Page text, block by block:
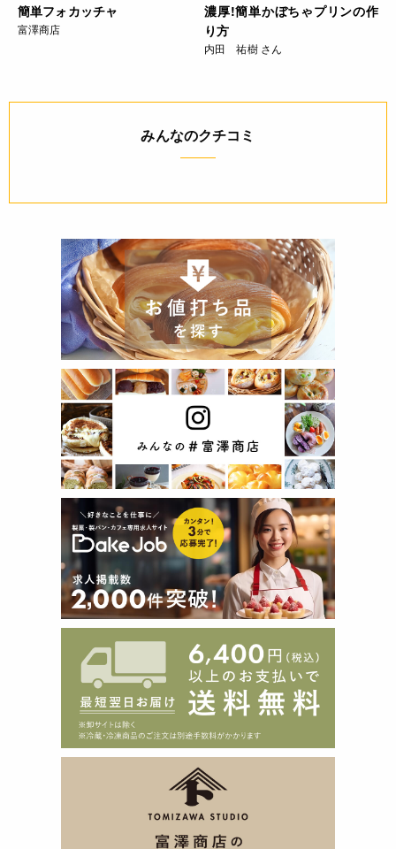
簡単フォカッチャ
富澤商店
濃厚!簡単かぼちゃプリンの作
り方
内田 祐樹 さん
みんなのクチコミ